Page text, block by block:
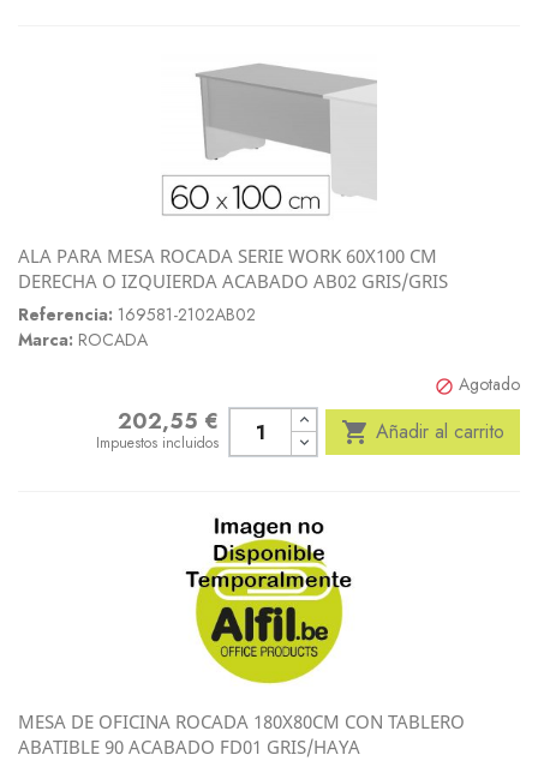
ALA PARA MESA ROCADA SERIE WORK 60X100 CM
DERECHA O IZQUIERDA ACABADO AB02 GRIS/GRIS
Referencia: 169581-2102AB02
Marca: ROCADA
 Agotado
Precio
202,55 €
Impuestos incluidos  Añadir al carrito
MESA DE OFICINA ROCADA 180X80CM CON TABLERO
ABATIBLE 90 ACABADO FD01 GRIS/HAYA